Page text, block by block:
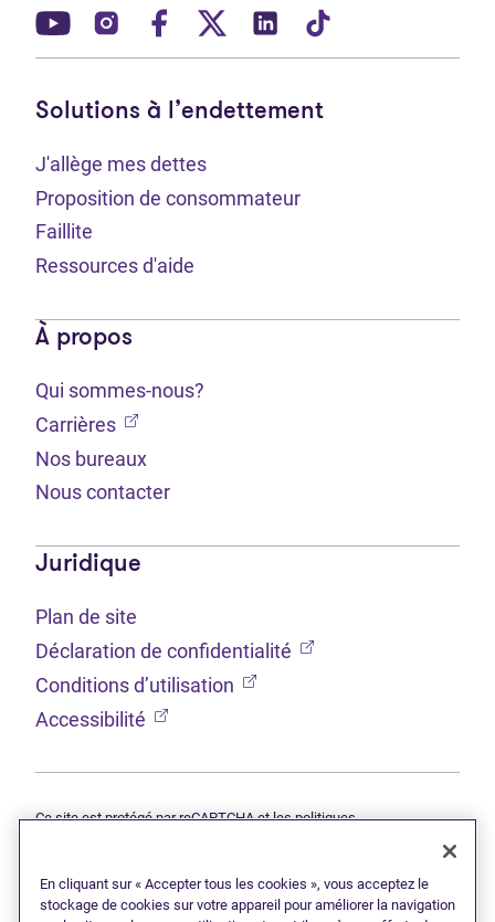
(Ouvre dans un nouvel onglet)
(Ouvre dans un nouvel onglet)
(Ouvre dans un nouvel onglet)
(Ouvre dans un nouvel
(Ouvre dans un
Solutions à l’endettement
J'allège mes dettes
Proposition de consommateur
Faillite
Ressources d'aide
À propos
Qui sommes-nous?
Carrières (Ouvre dans un nouvel onglet)
Nos bureaux
Nous contacter
Juridique
Plan de site
Déclaration de confidentialité (Ouvre dans un
Conditions d’utilisation (Ouvre dans un nouvel
Accessibilité (Ouvre dans un nouvel onglet)
Ce site est protégé par reCAPTCHA et les politiques
© 2026 Grant Thornton Limitée, syndics autorisés en insolvabilité —
une filiale de Doane Grant Thornton LLP et un membre canadien de
En cliquant sur « Accepter tous les cookies », vous acceptez le
stockage de cookies sur votre appareil pour améliorer la navigation